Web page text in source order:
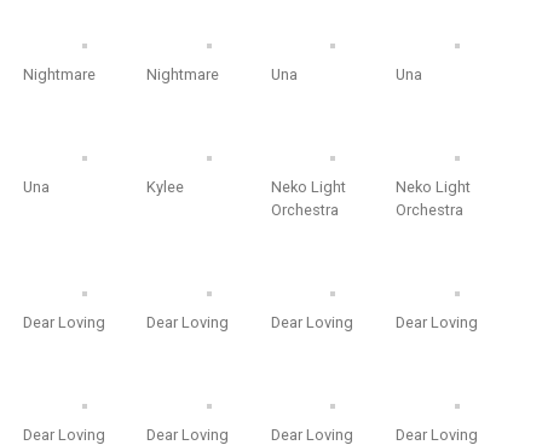
Nightmare Nightmare Una Una
Una Kylee
Neko Light
Orchestra
Neko Light
Orchestra
Dear Loving Dear Loving Dear Loving Dear Loving
Dear Loving Dear Loving Dear Loving Dear Loving